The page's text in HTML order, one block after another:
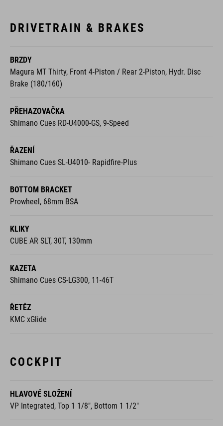
DRIVETRAIN & BRAKES
BRZDY
Magura MT Thirty, Front 4-Piston / Rear 2-Piston, Hydr. Disc
Brake (180/160)
PŘEHAZOVAČKA
Shimano Cues RD-U4000-GS, 9-Speed
ŘAZENÍ
Shimano Cues SL-U4010- Rapidfire-Plus
BOTTOM BRACKET
Prowheel, 68mm BSA
KLIKY
CUBE AR SLT, 30T, 130mm
KAZETA
Shimano Cues CS-LG300, 11-46T
ŘETĚZ
KMC xGlide
COCKPIT
HLAVOVÉ SLOŽENÍ
VP Integrated, Top 1 1/8", Bottom 1 1/2"